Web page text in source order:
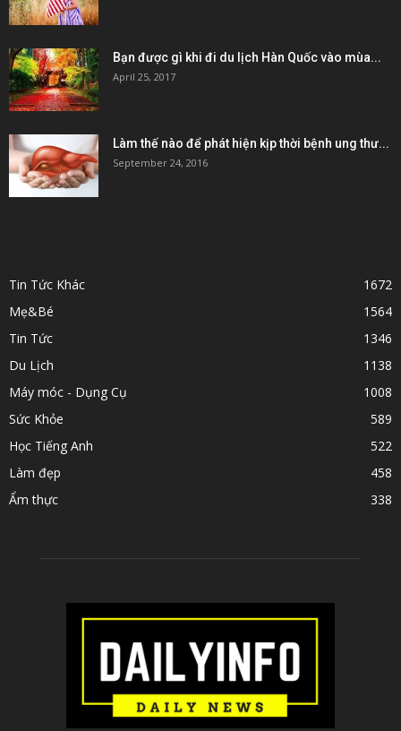
Bạn được gì khi đi du lịch Hàn Quốc vào mùa...
April 25, 2017
Làm thế nào để phát hiện kịp thời bệnh ung thư...
September 24, 2016
Tin Tức Khác
1672
Mẹ&Bé
1564
Tin Tức
1346
Du Lịch
1138
Máy móc - Dụng Cụ
1008
Sức Khỏe
589
Học Tiếng Anh
522
Làm đẹp
458
Ẩm thực
338